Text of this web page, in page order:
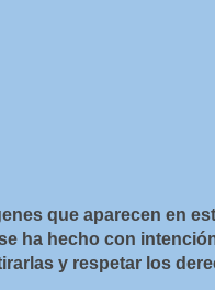
que aparecen en
ha hecho con
y respetar los